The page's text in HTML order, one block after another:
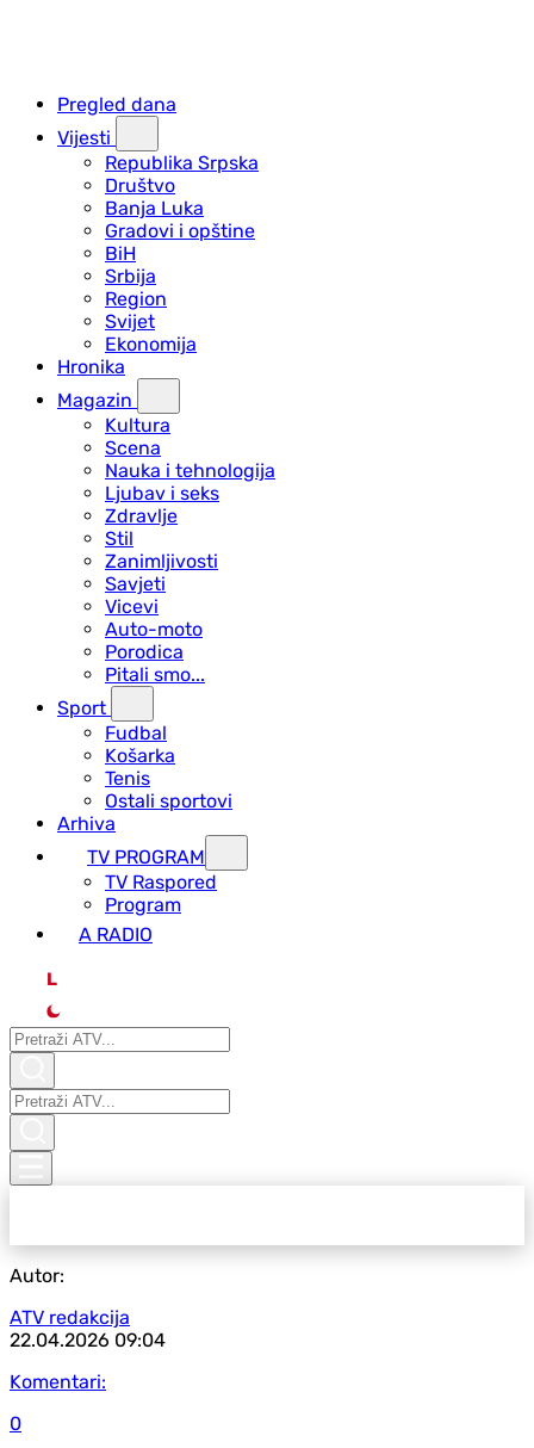
Pregled dana
Vijesti
Republika Srpska
Društvo
Banja Luka
Gradovi i opštine
BiH
Srbija
Region
Svijet
Ekonomija
Hronika
Magazin
Kultura
Scena
Nauka i tehnologija
Ljubav i seks
Zdravlje
Stil
Zanimljivosti
Savjeti
Vicevi
Auto-moto
Porodica
Pitali smo...
Sport
Fudbal
Košarka
Tenis
Ostali sportovi
Arhiva
TV PROGRAM
ТV Raspored
Program
A RADIO
L
Autor:
ATV redakcija
22.04.2026 09:04
Komentari:
0